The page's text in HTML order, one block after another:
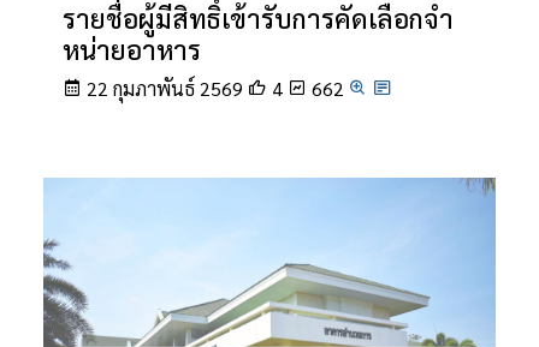
รายชื่อผู้มีสิทธิ์เข้ารับการคัดเลือกจํา
หน่ายอาหาร
22 กุมภาพันธ์ 2569 4 662